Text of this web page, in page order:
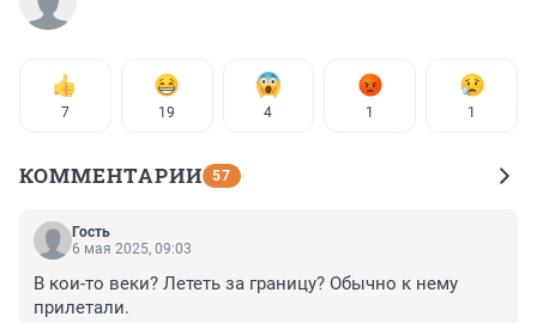
7 19 4 1 1
КОММЕНТАРИИ 57
Гость
6 мая 2025, 09:03
В кои-то веки? Лететь за границу? Обычно к нему
прилетали.